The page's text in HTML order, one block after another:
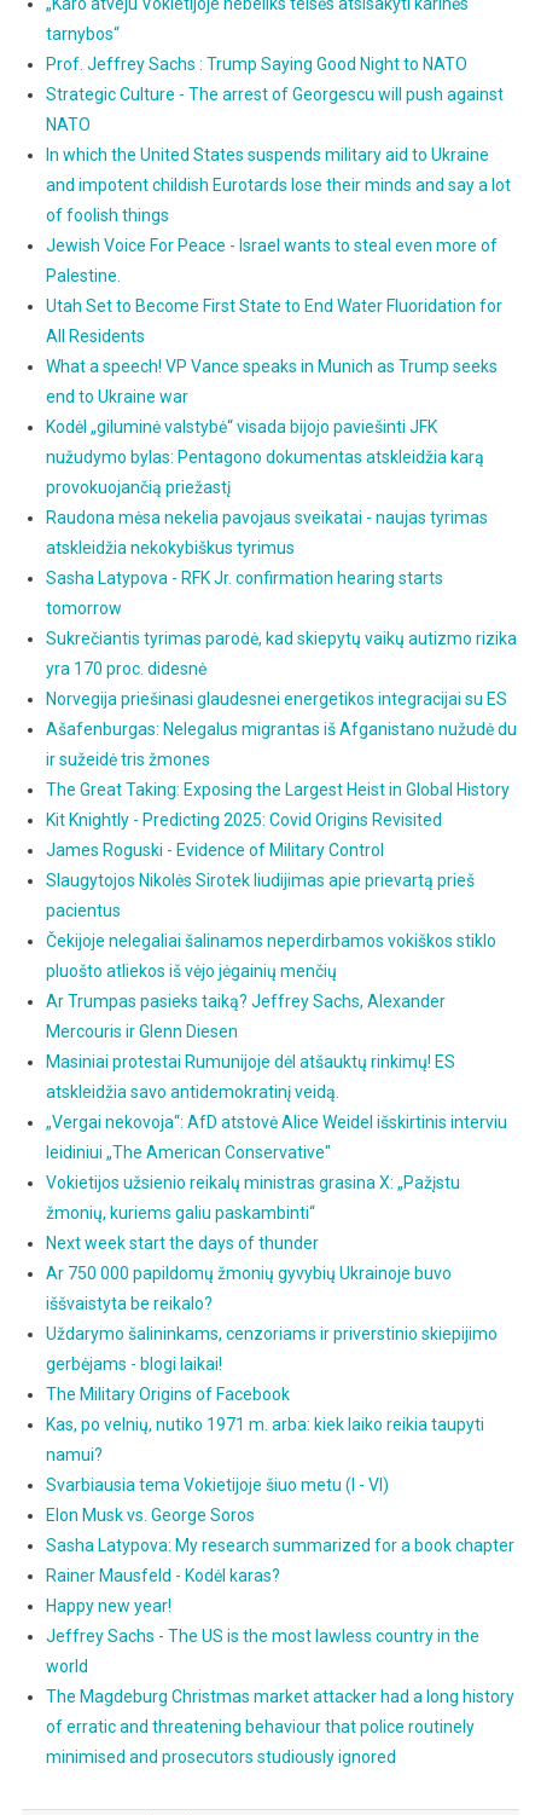
tarnybos“
Prof. Jeffrey Sachs : Trump Saying Good Night to NATO
Strategic Culture - The arrest of Georgescu will push against
NATO
In which the United States suspends military aid to Ukraine
and impotent childish Eurotards lose their minds and say a lot
of foolish things
Jewish Voice For Peace - Israel wants to steal even more of
Palestine.
Utah Set to Become First State to End Water Fluoridation for
All Residents
What a speech! VP Vance speaks in Munich as Trump seeks
end to Ukraine war
Kodėl „giluminė valstybė“ visada bijojo paviešinti JFK
nužudymo bylas: Pentagono dokumentas atskleidžia karą
provokuojančią priežastį
Raudona mėsa nekelia pavojaus sveikatai - naujas tyrimas
atskleidžia nekokybiškus tyrimus
Sasha Latypova - RFK Jr. confirmation hearing starts
tomorrow
Sukrečiantis tyrimas parodė, kad skiepytų vaikų autizmo rizika
yra 170 proc. didesnė
Norvegija priešinasi glaudesnei energetikos integracijai su ES
Ašafenburgas: Nelegalus migrantas iš Afganistano nužudė du
ir sužeidė tris žmones
The Great Taking: Exposing the Largest Heist in Global History
Kit Knightly - Predicting 2025: Covid Origins Revisited
James Roguski - Evidence of Military Control
Slaugytojos Nikolės Sirotek liudijimas apie prievartą prieš
pacientus
Čekijoje nelegaliai šalinamos neperdirbamos vokiškos stiklo
pluošto atliekos iš vėjo jėgainių menčių
Ar Trumpas pasieks taiką? Jeffrey Sachs, Alexander
Mercouris ir Glenn Diesen
Masiniai protestai Rumunijoje dėl atšauktų rinkimų! ES
atskleidžia savo antidemokratinį veidą.
„Vergai nekovoja“: AfD atstovė Alice Weidel išskirtinis interviu
leidiniui „The American Conservative"
Vokietijos užsienio reikalų ministras grasina X: „Pažįstu
žmonių, kuriems galiu paskambinti“
Next week start the days of thunder
Ar 750 000 papildomų žmonių gyvybių Ukrainoje buvo
iššvaistyta be reikalo?
Uždarymo šalininkams, cenzoriams ir priverstinio skiepijimo
gerbėjams - blogi laikai!
The Military Origins of Facebook
Kas, po velnių, nutiko 1971 m. arba: kiek laiko reikia taupyti
namui?
Svarbiausia tema Vokietijoje šiuo metu (I - VI)
Elon Musk vs. George Soros
Sasha Latypova: My research summarized for a book chapter
Rainer Mausfeld - Kodėl karas?
Happy new year!
Jeffrey Sachs - The US is the most lawless country in the
world
The Magdeburg Christmas market attacker had a long history
of erratic and threatening behaviour that police routinely
minimised and prosecutors studiously ignored